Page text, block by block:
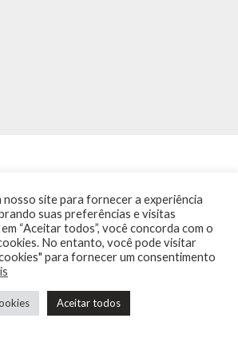
AGENDA CONTATO
TRÂNSITO NA PONTE
DE USO / POLÍTICA DE PRIVACIDADE
LTDA Todos os Direitos Reservados
nosso site para fornecer a experiência
suas preferências e visitas
“Aceitar todos”, você concorda com o
No entanto, você pode visitar
para fornecer um consentimento
Aceitar todos